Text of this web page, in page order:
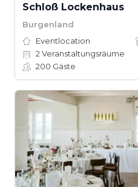
Schloß Lockenhaus
Burgenland
Eventlocation
2 Veranstaltungsräume
200 Gäste